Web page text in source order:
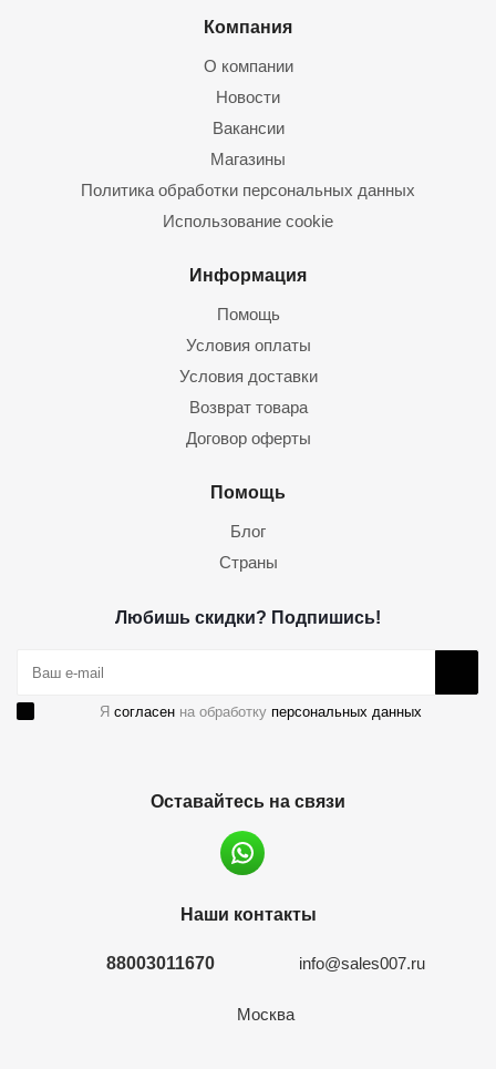
Компания
О компании
Новости
Вакансии
Магазины
Политика обработки персональных данных
Использование cookie
Информация
Помощь
Условия оплаты
Условия доставки
Возврат товара
Договор оферты
Помощь
Блог
Страны
Любишь скидки? Подпишись!
Я согласен на обработку персональных данных
Оставайтесь на связи
Наши контакты
88003011670 info@sales007.ru
Москва